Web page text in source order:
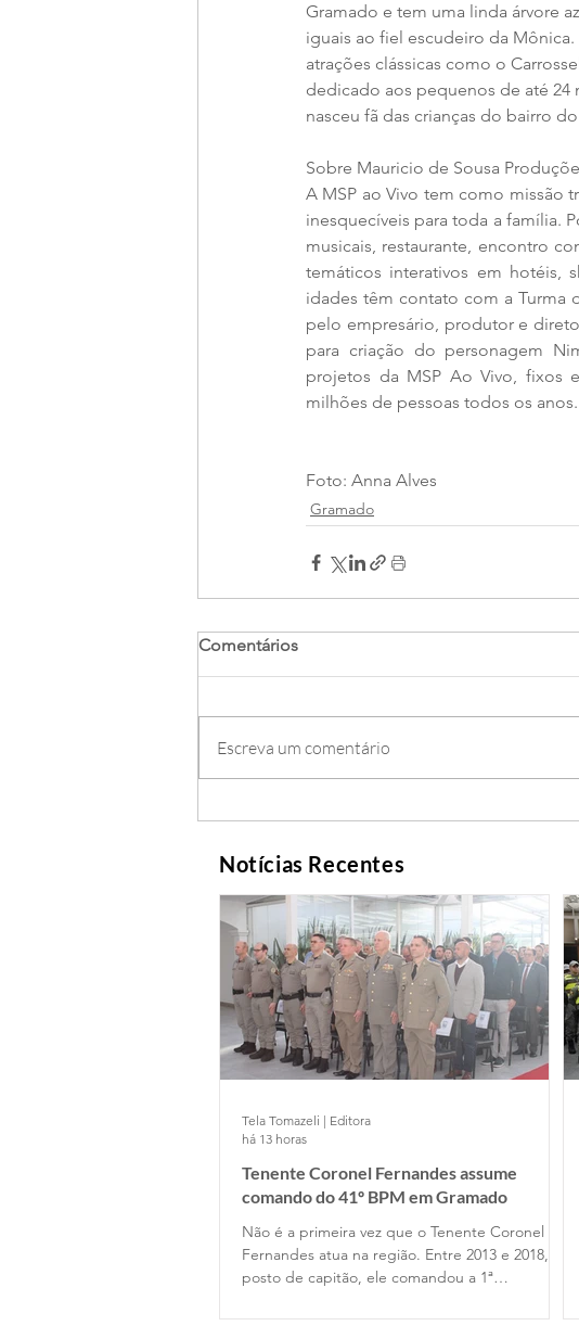
Gramado e tem uma linda árvore
iguais ao fiel escudeiro da
atrações clássicas como o
dedicado aos pequenos de até
nasceu fã das crianças do bairro
Sobre Mauricio de Sousa
A MSP ao Vivo tem como missão
inesquecíveis para toda a família.
musicais, restaurante, encontro
temáticos interativos em hotéis,
idades têm contato com a Turma
pelo empresário, produtor e
para criação do personagem
projetos da MSP Ao Vivo, fixos
milhões de pessoas todos os anos.
Foto: Anna Alves
Gramado
Comentários
Escreva um comentário
Notícias Recentes
Tenente Coronel Fernandes assume
comando do 41º BPM em Gramado
Não é a primeira vez que o Tenente Coronel
Fernandes atua na região. Entre 2013 e 2018, no
posto de capitão, ele comandou a 1ª
Tela Tomazeli | Editora
há 13 horas